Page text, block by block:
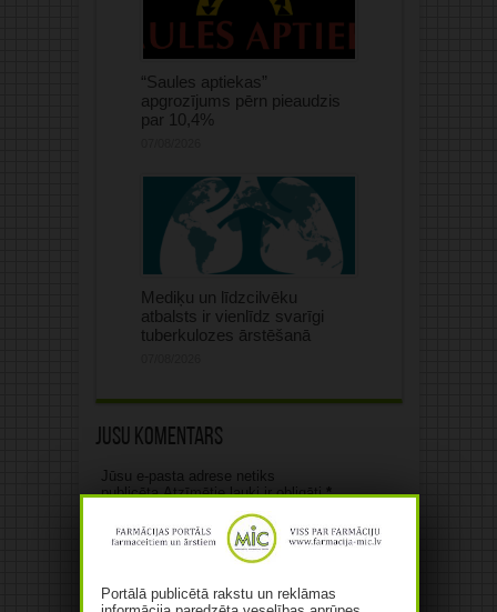
“Saules aptiekas”
apgrozījums pērn pieaudzis
par 10,4%
Mediķu un līdzcilvēku
atbalsts ir vienlīdz svarīgi
tuberkulozes ārstēšanā
Jūsu komentārs
Jūsu e-pasta adrese netiks
publicēta.Atzīmētie lauki ir obligāti*
Portālā publicētā rakstu un reklāmas